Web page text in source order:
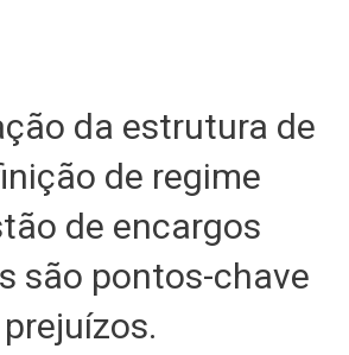
da estrutura de
de regime
de encargos
são pontos-chave